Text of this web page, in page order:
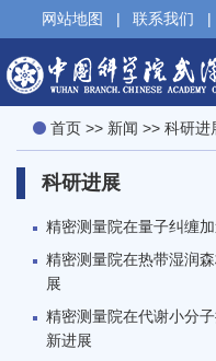
网站地图 | 联系我们 |
首页 >> 新闻 >> 科研进
科研进展
精密测量院在量子纠缠
精密测量院在热带湿润
展
精密测量院在代谢小分
新进展